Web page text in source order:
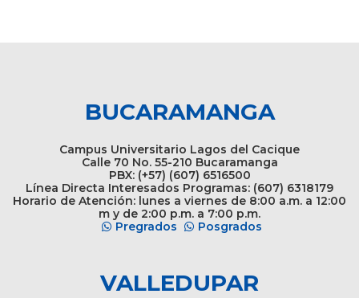
BUCARAMANGA
Campus Universitario Lagos del Cacique
Calle 70 No. 55-210 Bucaramanga
PBX: (+57) (607) 6516500
Línea Directa Interesados Programas: (607) 6318179
Horario de Atención: lunes a viernes de 8:00 a.m. a 12:00
m y de 2:00 p.m. a 7:00 p.m.
Pregrados
Posgrados
VALLEDUPAR